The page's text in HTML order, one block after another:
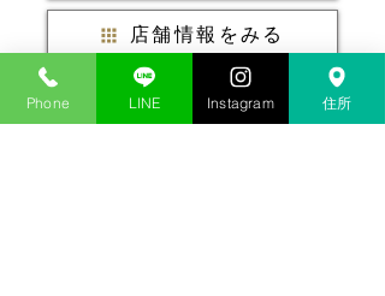
店舗情報をみる
店頭買取はこちら
Phone LINE Instagram 住所